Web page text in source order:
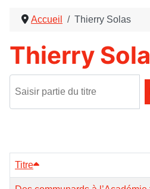
Accueil Thierry Solas
Thierry
Titre